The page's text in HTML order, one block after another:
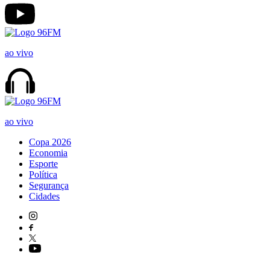
ao vivo
ao vivo
Copa 2026
Economia
Esporte
Política
Segurança
Cidades